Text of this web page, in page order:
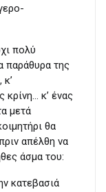
πολύ
παράθυρα της
κ’ ένας
μετά
θα
απέλθη να
άσμα του:
κατεβασιά